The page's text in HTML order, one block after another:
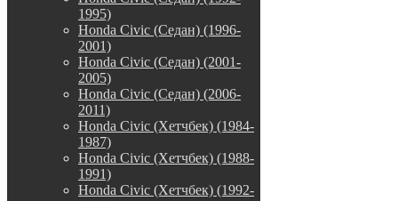
1995)
Honda Civic (Седан) (1996-
2001)
Honda Civic (Седан) (2001-
2005)
Honda Civic (Седан) (2006-
2011)
Honda Civic (Хетчбек) (1984-
1987)
Honda Civic (Хетчбек) (1988-
1991)
Honda Civic (Хетчбек) (1992-